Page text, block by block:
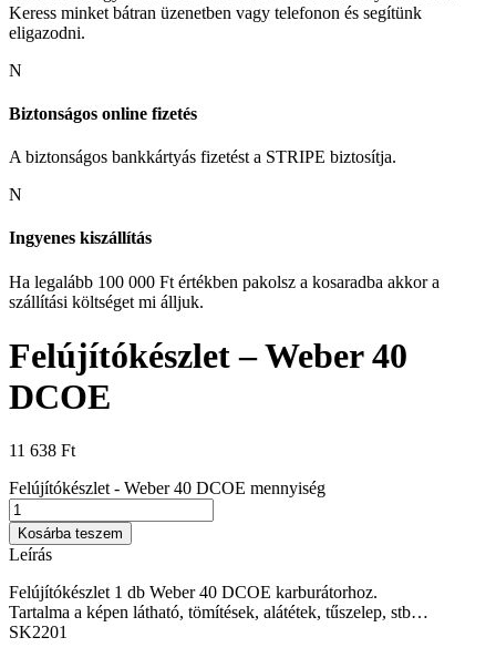
Keress minket bátran üzenetben vagy telefonon és segítünk
eligazodni.
N
Biztonságos online fizetés
A biztonságos bankkártyás fizetést a STRIPE biztosítja.
N
Ingyenes kiszállítás
Ha legalább 100 000 Ft értékben pakolsz a kosaradba akkor a
szállítási költséget mi álljuk.
Felújítókészlet – Weber 40
DCOE
11 638 Ft
Felújítókészlet - Weber 40 DCOE mennyiség
Kosárba teszem
Leírás
Felújítókészlet 1 db Weber 40 DCOE karburátorhoz.
Tartalma a képen látható, tömítések, alátétek, tűszelep, stb…
SK2201